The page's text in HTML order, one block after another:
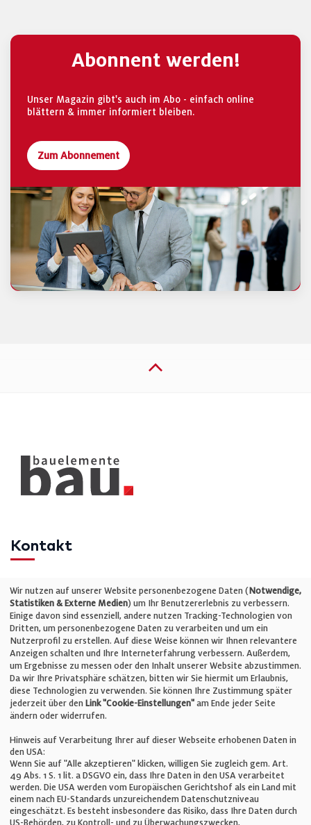
Abonnent werden!
Unser Magazin gibt's auch im Abo - einfach online
blättern & immer informiert bleiben.
Zum Abonnement
Kontakt
Telefon: +49 (0)711 2585563-0
E-Mail:info@bauelemente-bau.eu
Unternehmen
Impressum
Cookie-Einstellungen
AGB
Wir nutzen auf unserer Website personenbezogene Daten (Notwendige,
Statistiken & Externe Medien) um Ihr Benutzererlebnis zu verbessern.
Einige davon sind essenziell, andere nutzen Tracking-Technologien von
Dritten, um personenbezogene Daten zu verarbeiten und um ein
Nutzerprofil zu erstellen. Auf diese Weise können wir Ihnen relevantere
Anzeigen schalten und Ihre Interneterfahrung verbessern. Außerdem,
um Ergebnisse zu messen oder den Inhalt unserer Website abzustimmen.
Da wir Ihre Privatsphäre schätzen, bitten wir Sie hiermit um Erlaubnis,
diese Technologien zu verwenden. Sie können Ihre Zustimmung später
jederzeit über den Link "Cookie-Einstellungen" am Ende jeder Seite
ändern oder widerrufen.
Hinweis auf Verarbeitung Ihrer auf dieser Webseite erhobenen Daten in
den USA:
Wenn Sie auf "Alle akzeptieren" klicken, willigen Sie zugleich gem. Art.
49 Abs. 1 S. 1 lit. a DSGVO ein, dass Ihre Daten in den USA verarbeitet
werden. Die USA werden vom Europäischen Gerichtshof als ein Land mit
einem nach EU-Standards unzureichendem Datenschutzniveau
eingeschätzt. Es besteht insbesondere das Risiko, dass Ihre Daten durch
US-Behörden, zu Kontroll- und zu Überwachungszwecken,